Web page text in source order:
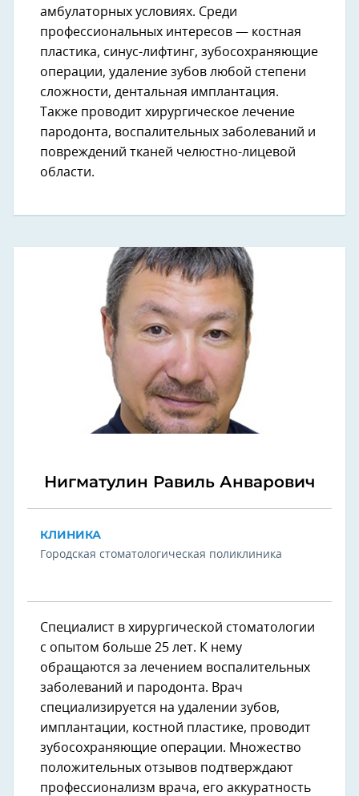
амбулаторных условиях. Среди
профессиональных интересов — костная
пластика, синус-лифтинг, зубосохраняющие
операции, удаление зубов любой степени
сложности, дентальная имплантация.
Также проводит хирургическое лечение
пародонта, воспалительных заболеваний и
повреждений тканей челюстно-лицевой
области.
Нигматулин Равиль Анварович
КЛИНИКА
Городская стоматологическая поликлиника
Специалист в хирургической стоматологии
с опытом больше 25 лет. К нему
обращаются за лечением воспалительных
заболеваний и пародонта. Врач
специализируется на удалении зубов,
имплантации, костной пластике, проводит
зубосохраняющие операции. Множество
положительных отзывов подтверждают
профессионализм врача, его аккуратность